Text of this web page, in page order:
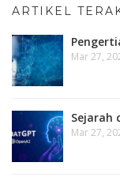
ARTIKEL
Mar 27,
Sejarah
Mar 27,